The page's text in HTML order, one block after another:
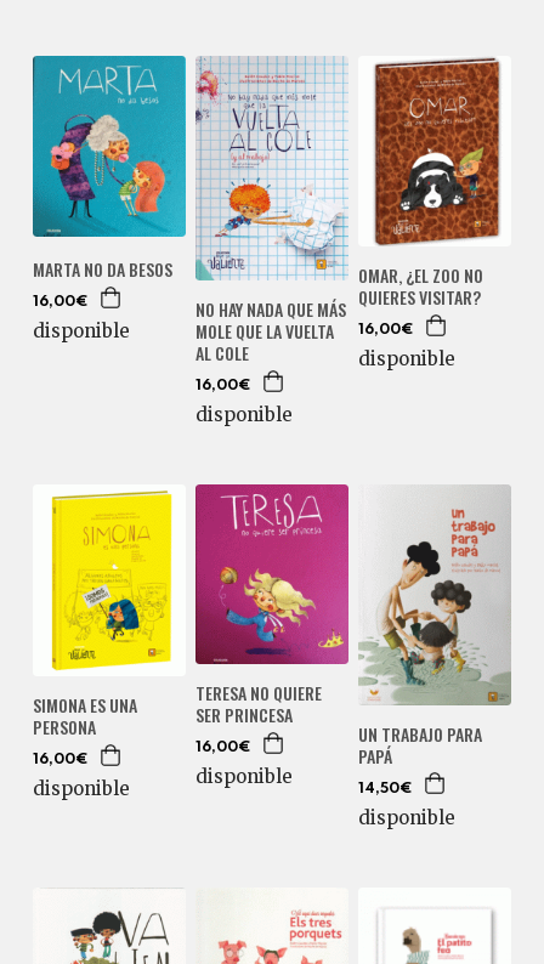
MARTA NO DA BESOS
16,00€
disponible
NO HAY NADA QUE MÁS
MOLE QUE LA VUELTA
AL COLE
16,00€
disponible
OMAR, ¿EL ZOO NO
QUIERES VISITAR?
16,00€
disponible
SIMONA ES UNA
PERSONA
16,00€
disponible
TERESA NO QUIERE
SER PRINCESA
16,00€
disponible
UN TRABAJO PARA
PAPÁ
14,50€
disponible